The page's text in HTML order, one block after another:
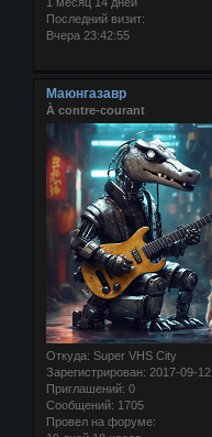
Последний визит:
Вчера 23:42:55
Маюнгазавр
À contre-courant
Откуда: Super VHS City
Зарегистрирован: 2017-09-12
Приглашений: 0
Сообщений: 1705
Провел на форуме: